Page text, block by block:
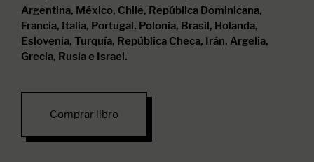
Argentina, México, Chile, República Dominicana,
Francia, Italia, Portugal, Polonia, Brasil, Holanda,
Eslovenia, Turquía, República Checa, Irán, Argelia,
Grecia, Rusia e Israel.
Comprar libro